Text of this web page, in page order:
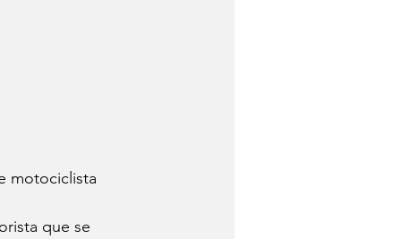
motociclista
que se